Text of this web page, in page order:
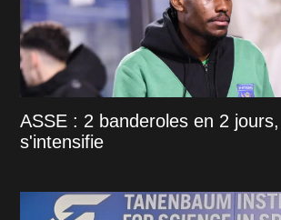
ASSE : 2 banderoles en 2
s'intensifie